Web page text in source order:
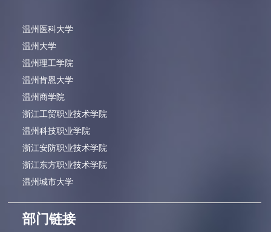
温州医科大学
温州大学
温州理工学院
温州肯恩大学
温州商学院
浙江工贸职业技术学院
温州科技职业学院
浙江安防职业技术学院
浙江东方职业技术学院
温州城市大学
部门链接